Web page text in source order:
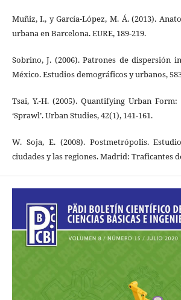
Muñiz, I., y García-López, M. Á. (2013).
urbana en Barcelona. EURE, 189-219.
Sobrino, J. (2006). Patrones de dispersión
México. Estudios demográficos y urbanos,
Tsai, Y.-H. (2005). Quantifying Urban Form:
‘Sprawl’. Urban Studies, 42(1), 141-161.
W. Soja, E. (2008). Postmetrópolis.
ciudades y las regiones. Madrid: Traficantes